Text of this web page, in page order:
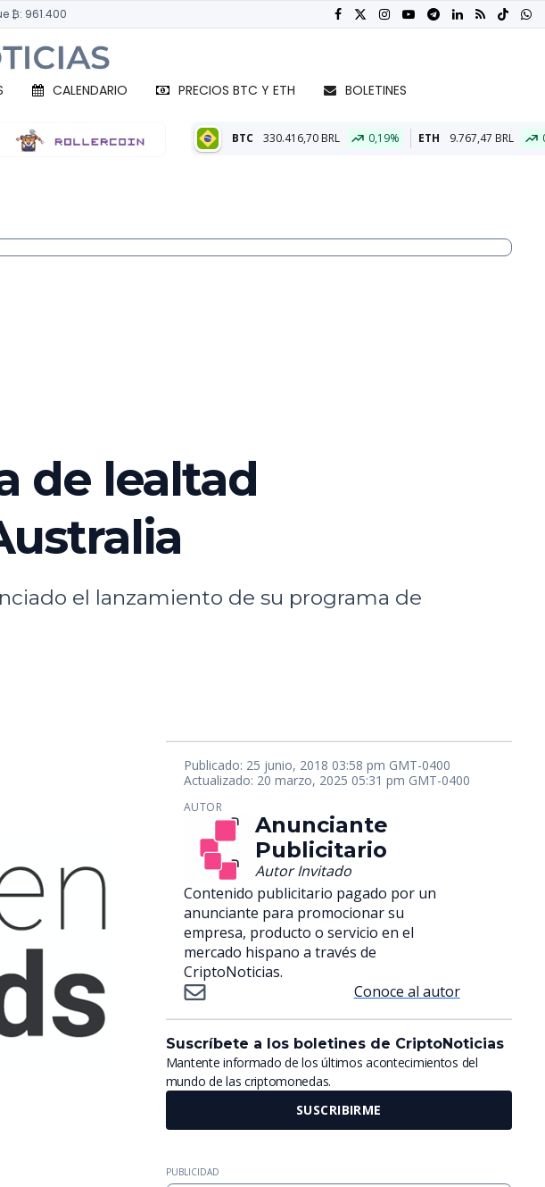
₿: 961.400
CALENDARIO PRECIOS BTC Y ETH
BOLETINES
BTC 330.416,70 BRL 0,19% ETH 9.767,47 BRL 0,39%
de lealtad
el lanzamiento de su programa de
Publicado: 25 junio, 2018 03:58 pm GMT-0400
Actualizado: 20 marzo, 2025 05:31 pm GMT-0400
AUTOR
Anunciante
Publicitario
Autor Invitado
Contenido publicitario pagado por un
anunciante para promocionar su
empresa, producto o servicio en el
mercado hispano a través de
CriptoNoticias.
Conoce al autor
Suscríbete a los boletines de CriptoNoticias
Mantente informado de los últimos acontecimientos del
mundo de las criptomonedas.
SUSCRIBIRME
PUBLICIDAD